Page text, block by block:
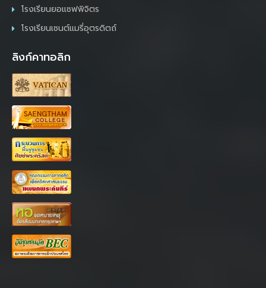
โรงเรียนยอแซฟพิจิตร
โรงเรียนเซนต์แมรี่อุตรดิตถ์
ลิงก์คาทอลิก